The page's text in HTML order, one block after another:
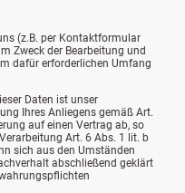
(z.B. per Kontaktformular
Zweck der Bearbeitung und
dafür erforderlichen Umfang
Daten ist unser
Ihres Anliegens gemäß Art.
auf einen Vertrag ab, so
Art. 6 Abs. 1 lit. b
sich aus den Umständen
abschließend geklärt